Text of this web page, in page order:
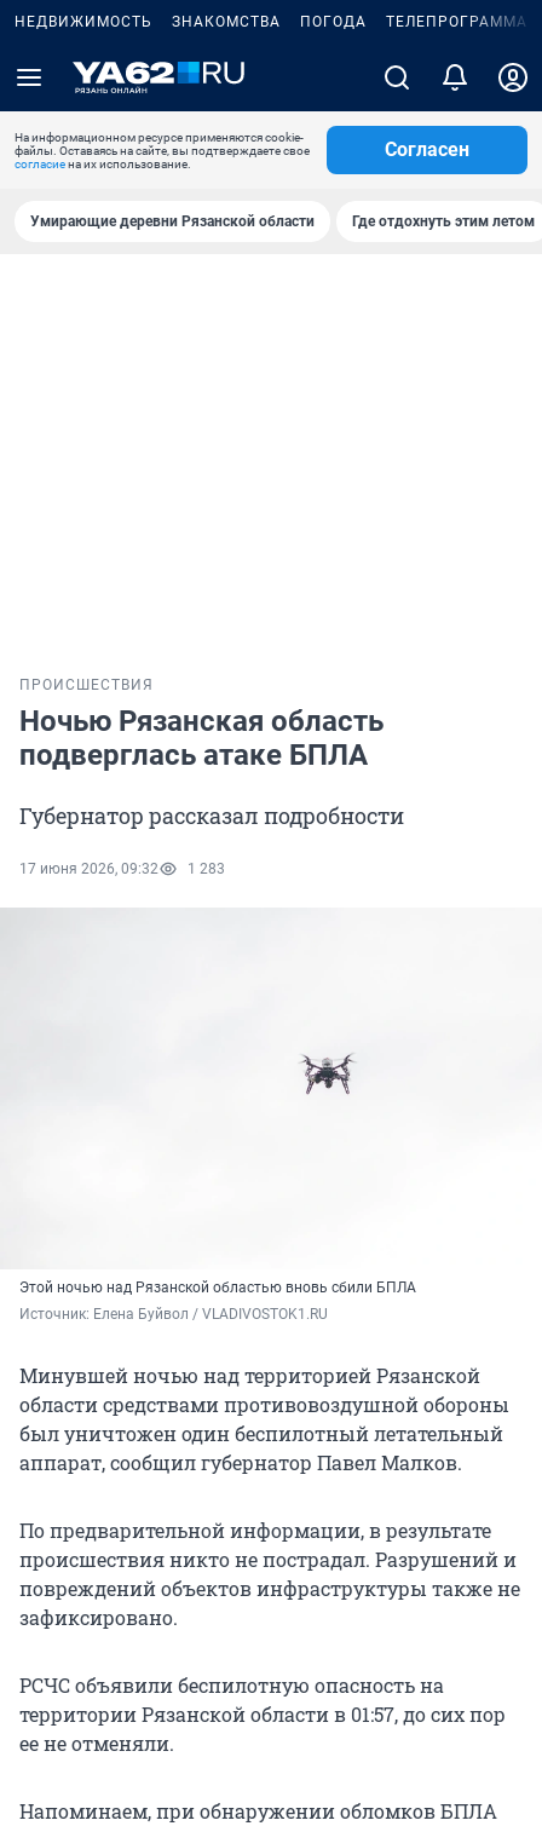
НЕДВИЖИМОСТЬ ЗНАКОМСТВА ПОГОДА ТЕЛЕПРОГРАММА
На информационном ресурсе применяются cookie-
файлы. Оставаясь на сайте, вы подтверждаете свое
согласиена их использование.
Согласен
Умирающие деревни Рязанской области Где отдохнуть этим летом
ПРОИСШЕСТВИЯ
Ночью Рязанская область
подверглась атаке БПЛА
Губернатор рассказал подробности
17 июня 2026, 09:32 1 283
Этой ночью над Рязанской областью вновь сбили БПЛА
Источник: Елена Буйвол / VLADIVOSTOK1.RU
Минувшей ночью над территорией Рязанской
области средствами противовоздушной обороны
был уничтожен один беспилотный летательный
аппарат, сообщил губернатор Павел Малков.
По предварительной информации, в результате
происшествия никто не пострадал. Разрушений и
повреждений объектов инфраструктуры также не
зафиксировано.
РСЧС объявили беспилотную опасность на
территории Рязанской области в 01:57, до сих пор
ее не отменяли.
Напоминаем, при обнаружении обломков БПЛА